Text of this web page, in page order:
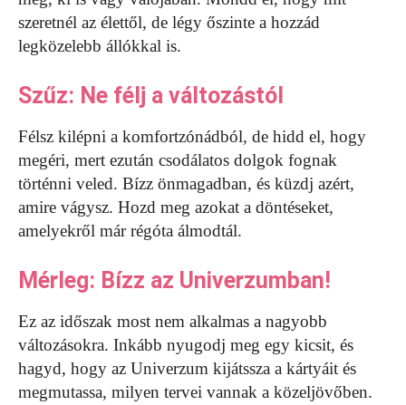
szeretnél az élettől, de légy őszinte a hozzád
legközelebb állókkal is.
Szűz: Ne félj a változástól
Félsz kilépni a komfortzónádból, de hidd el, hogy
megéri, mert ezután csodálatos dolgok fognak
történni veled. Bízz önmagadban, és küzdj azért,
amire vágysz. Hozd meg azokat a döntéseket,
amelyekről már régóta álmodtál.
Mérleg: Bízz az Univerzumban!
Ez az időszak most nem alkalmas a nagyobb
változásokra. Inkább nyugodj meg egy kicsit, és
hagyd, hogy az Univerzum kijátssza a kártyáit és
megmutassa, milyen tervei vannak a közeljövőben.